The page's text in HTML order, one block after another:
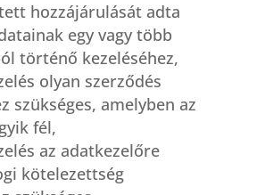
hozzájárulását adta
egy vagy több
történő kezeléséhez,
olyan szerződés
szükséges, amelyben az
fél,
az adatkezelőre
kötelezettség